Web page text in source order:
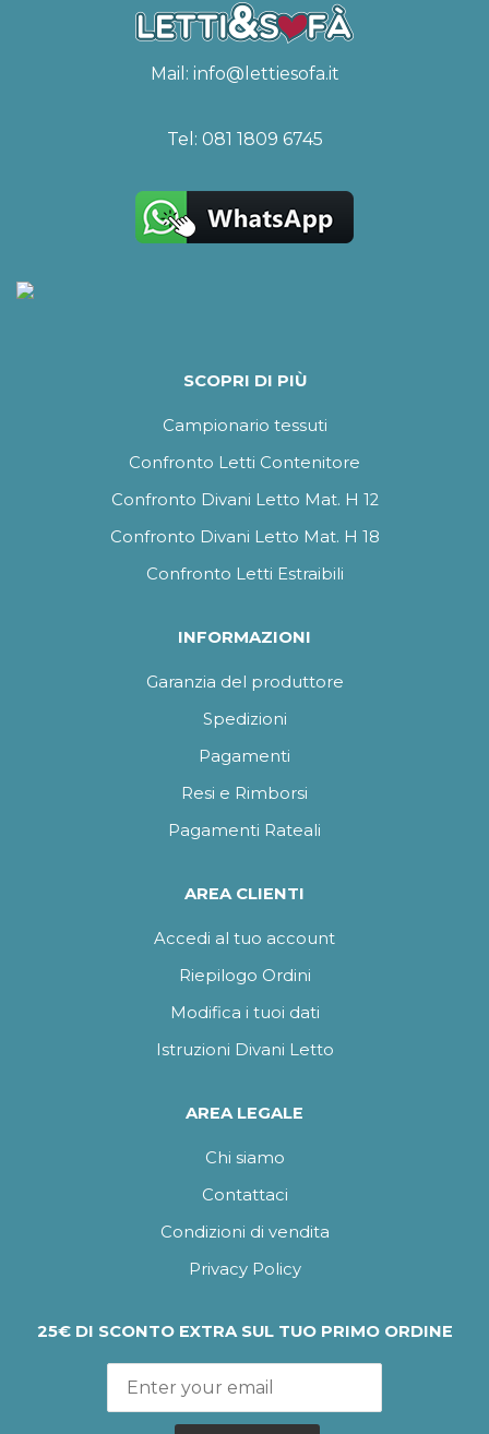
Mail: info@lettiesofa.it
Tel: 081 1809 6745
SCOPRI DI PIÙ
Campionario tessuti
Confronto Letti Contenitore
Confronto Divani Letto Mat. H 12
Confronto Divani Letto Mat. H 18
Confronto Letti Estraibili
INFORMAZIONI
Garanzia del produttore
Spedizioni
Pagamenti
Resi e Rimborsi
Pagamenti Rateali
AREA CLIENTI
Accedi al tuo account
Riepilogo Ordini
Modifica i tuoi dati
Istruzioni Divani Letto
AREA LEGALE
Chi siamo
Contattaci
Condizioni di vendita
Privacy Policy
25€ DI SCONTO EXTRA SUL TUO PRIMO ORDINE